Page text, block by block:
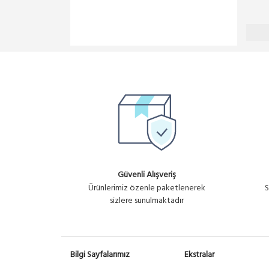
Güvenli Alışveriş
Ürünlerimiz özenle paketlenerek
sizlere sunulmaktadır
Bilgi Sayfalarımız
Ekstralar